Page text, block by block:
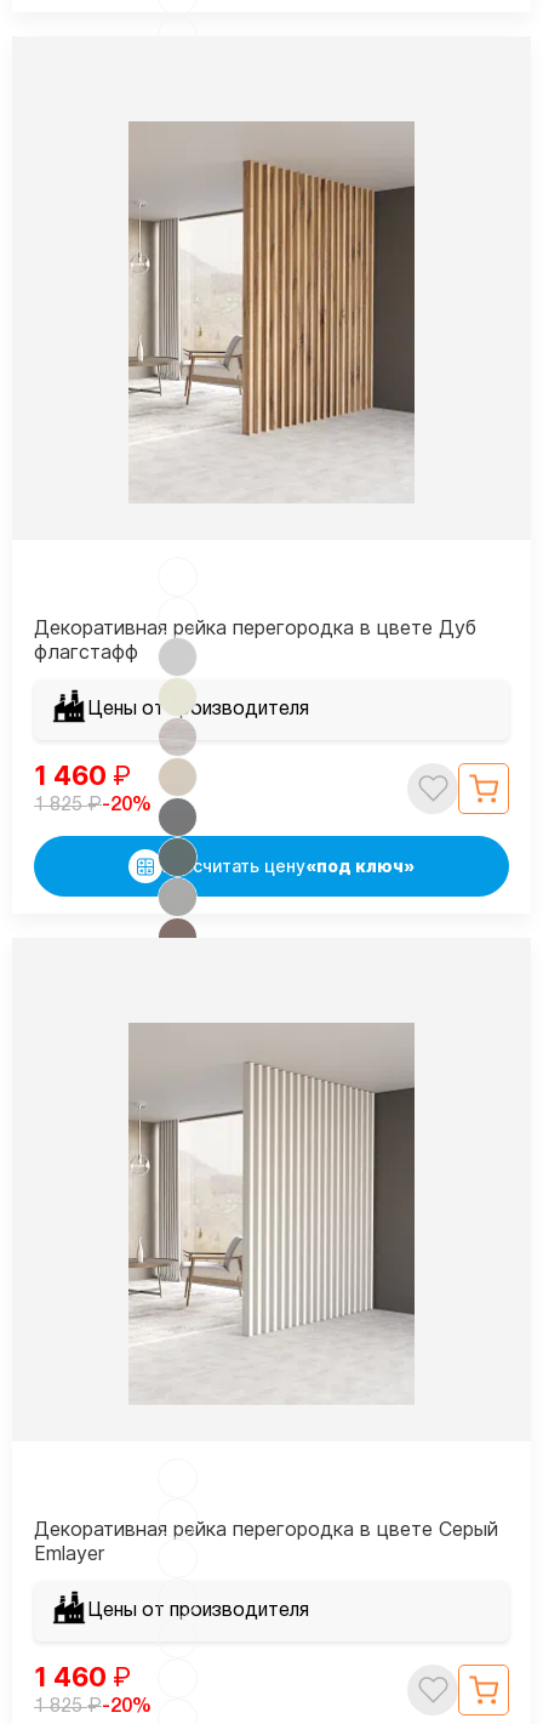
Декоративная рейка перегородка в цвете Дуб
флагстафф
Цены от производителя
1 460 ₽
1 825₽-20%
Рассчитать цену«под ключ»
Декоративная рейка перегородка в цвете Серый
Emlayer
Цены от производителя
1 460 ₽
1 825₽-20%